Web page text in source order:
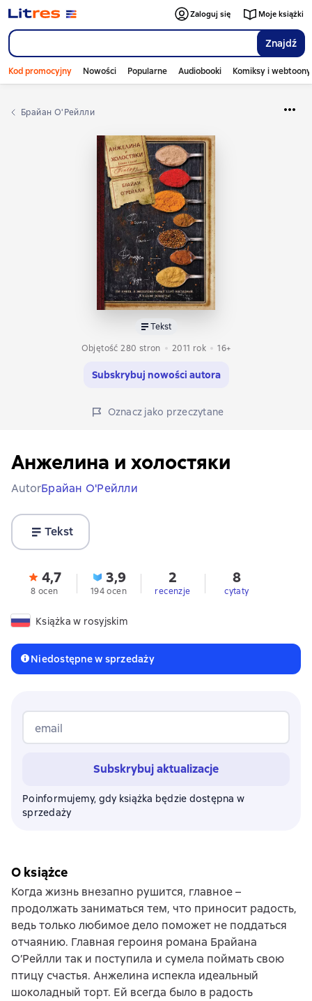
Znajdź
Zaloguj się Moje książki
Kod promocyjny Nowości Popularne Audiobooki Komiksy i webtoony
Брайан О'Рейлли
Tekst
Objętość 280 stron
2011 rok 16+
Subskrybuj nowości autora
Oznacz jako przeczytane
Анжелина и холостяки
AutorБрайан О'Рейлли
Tekst
4,7
8 ocen
3,9
194 ocen
2
recenzje
8
cytaty
Książka w rosyjskim
Niedostępne w sprzedaży
email
Subskrybuj aktualizacje
Poinformujemy, gdy książka będzie dostępna w
sprzedaży
O książce
Когда жизнь внезапно рушится, главное –
продолжать заниматься тем, что приносит радость,
ведь только любимое дело поможет не поддаться
отчаянию. Главная героиня романа Брайана
О’Рейлли так и поступила и сумела поймать свою
птицу счастья. Анжелина испекла идеальный
шоколадный торт. Ей всегда было в радость